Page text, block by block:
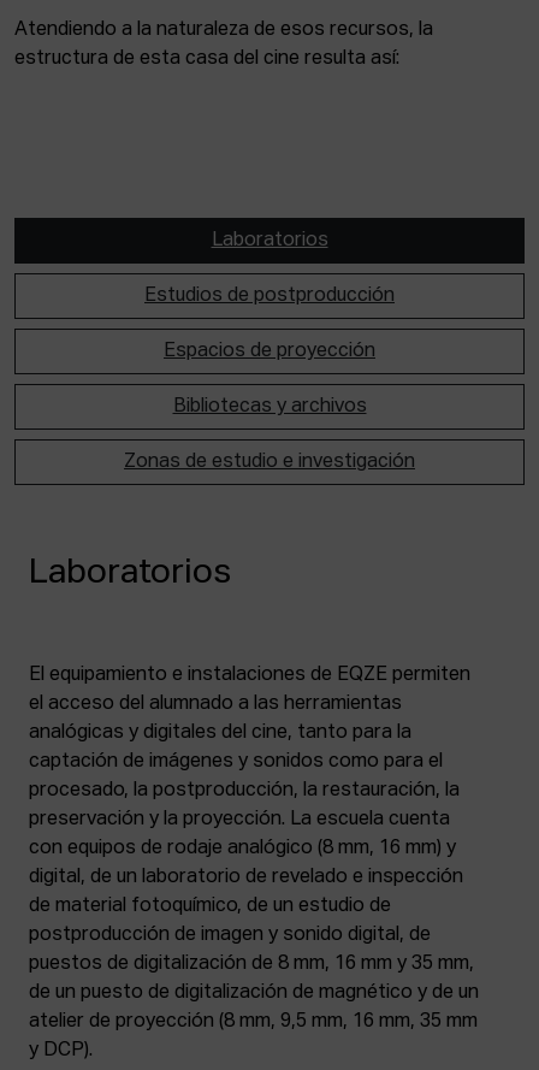
Atendiendo a la naturaleza de esos recursos, la
estructura de esta casa del cine resulta así:
Laboratorios
Estudios de postproducción
Espacios de proyección
Bibliotecas y archivos
Zonas de estudio e investigación
Laboratorios
El equipamiento e instalaciones de EQZE permiten
el acceso del alumnado a las herramientas
analógicas y digitales del cine, tanto para la
captación de imágenes y sonidos como para el
procesado, la postproducción, la restauración, la
preservación y la proyección. La escuela cuenta
con equipos de rodaje analógico (8 mm, 16 mm) y
digital, de un laboratorio de revelado e inspección
de material fotoquímico, de un estudio de
postproducción de imagen y sonido digital, de
puestos de digitalización de 8 mm, 16 mm y 35 mm,
de un puesto de digitalización de magnético y de un
atelier de proyección (8 mm, 9,5 mm, 16 mm, 35 mm
y DCP).